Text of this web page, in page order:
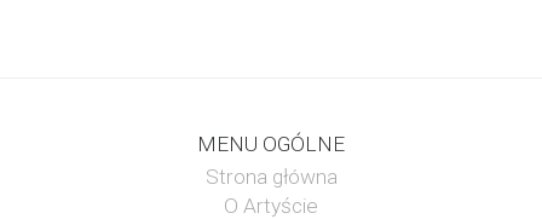
MENU OGÓLNE
Strona główna
O Artyście